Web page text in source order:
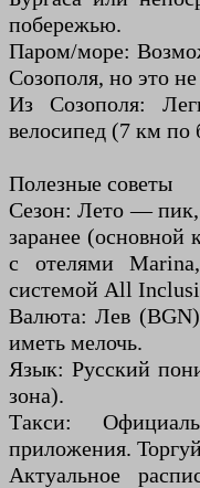
побережью.
Паром/море:
Созополя, но это
Из Созополя:
велосипед (7 км по
Полезные советы
Сезон: Лето — пик,
заранее
с отелями
системой All
Валюта: Лев
иметь мелочь.
Язык: Русский
зона).
Такси:
приложения.
Актуальное